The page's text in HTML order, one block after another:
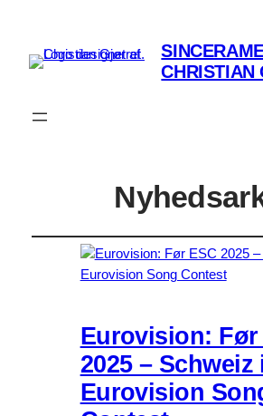
CHRISTIAN
Eurovision: Før
2025 – Schweiz
Eurovision